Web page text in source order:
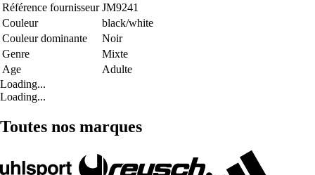
Référence fournisseur JM9241
Couleur
black/white
Couleur dominante
Noir
Genre
Mixte
Age
Adulte
Loading...
Loading...
Toutes nos marques